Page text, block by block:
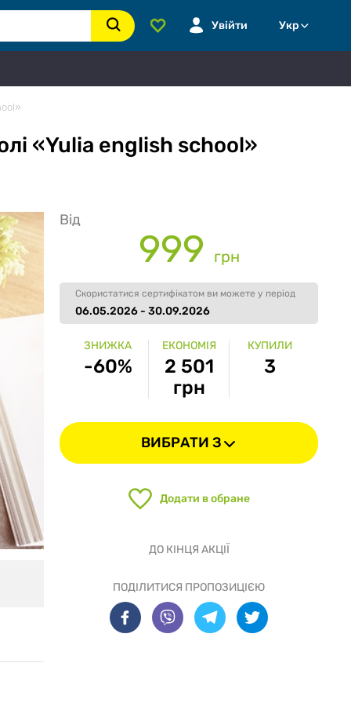
Увійти Укр
«Yulia english school»
Від
999 грн
Скористатися сертифікатом ви можете у період
06.05.2026 - 30.09.2026
ЗНИЖКА
-60%
ЕКОНОМІЯ
2 501
грн
КУПИЛИ
3
ВИБРАТИ З
Додати в обране
ДО КІНЦЯ АКЦІЇ
ПОДІЛИТИСЯ ПРОПОЗИЦІЄЮ